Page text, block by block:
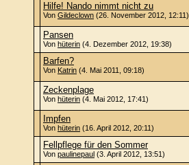
Hilfe! Nando nimmt nicht zu
Von Gildeclown (26. November 2012, 12:11)
Pansen
Von hüterin (4. Dezember 2012, 19:38)
Barfen?
Von Katrin (4. Mai 2011, 09:18)
Zeckenplage
Von hüterin (4. Mai 2012, 17:41)
Impfen
Von hüterin (16. April 2012, 20:11)
Fellpflege für den Sommer
Von paulinepaul (3. April 2012, 13:51)